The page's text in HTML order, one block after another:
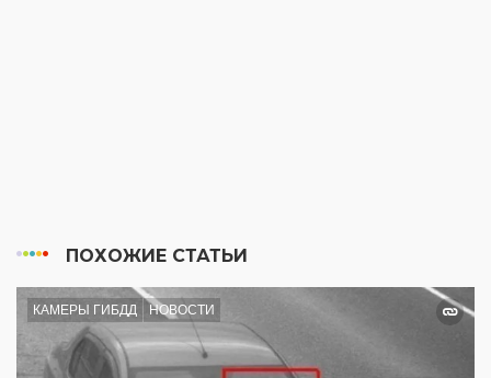
ПОХОЖИЕ СТАТЬИ
КАМЕРЫ ГИБДД НОВОСТИ